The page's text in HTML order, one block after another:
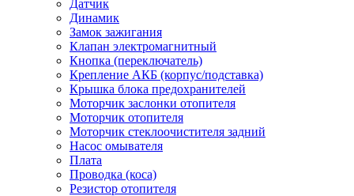
Датчик
Динамик
Замок зажигания
Клапан электромагнитный
Кнопка (переключатель)
Крепление АКБ (корпус/подставка)
Крышка блока предохранителей
Моторчик заслонки отопителя
Моторчик отопителя
Моторчик стеклоочистителя задний
Насос омывателя
Плата
Проводка (коса)
Резистор отопителя